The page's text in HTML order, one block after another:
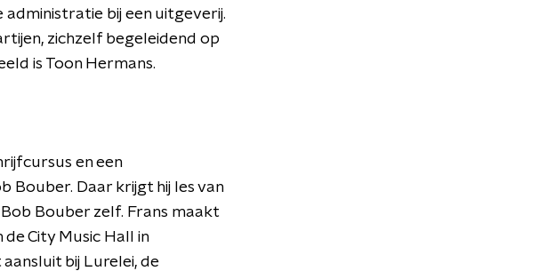
bij een uitgeverij.
zichzelf begeleidend op
is Toon Hermans.
en een
Bouber. Daar krijgt hij les van
Bouber zelf. Frans maakt
City Music Hall in
aansluit bij Lurelei, de